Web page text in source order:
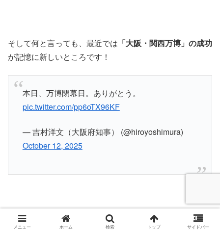
そして何と言っても、最近では 「大阪・関西万博」の成功
が記憶に新しいところです！
本日、万博閉幕日。ありがとう。
pic.twitter.com/pp6oTX96KF
— 吉村洋文（大阪府知事） (@hiroyoshimura)
October 12, 2025
メニュー ホーム 検索 トップ サイドバー